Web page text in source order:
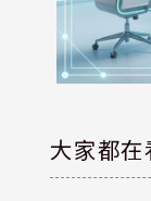
大家都在